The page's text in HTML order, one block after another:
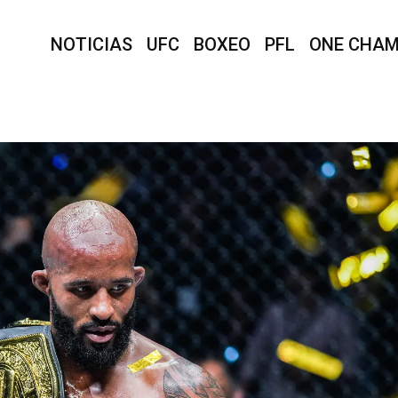
NOTICIAS UFC BOXEO PFL ONE